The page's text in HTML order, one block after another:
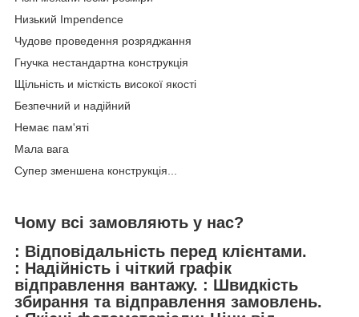
Низький Impendence
Чудове проведення розряджання
Гнучка нестандартна конструкція
Щільність и місткість високої якості
Безпечний и надійний
Немає пам'яті
Мала вага
Супер зменшена конструкція...
Чому всі замовляють у нас?
: Відповідальність перед клієнтами.
: Надійність і чіткий графік
відправлення вантажу. : Швидкість
збирання та відправлення замовлень.